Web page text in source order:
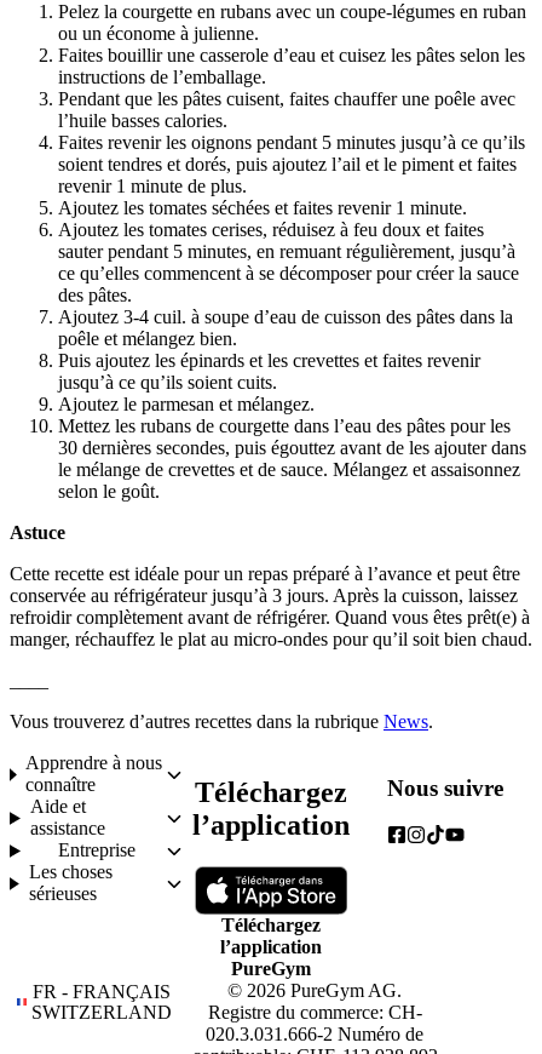
Pelez la courgette en rubans avec un coupe-légumes en ruban
ou un économe à julienne.
Faites bouillir une casserole d’eau et cuisez les pâtes selon les
instructions de l’emballage.
Pendant que les pâtes cuisent, faites chauffer une poêle avec
l’huile basses calories.
Faites revenir les oignons pendant 5 minutes jusqu’à ce qu’ils
soient tendres et dorés, puis ajoutez l’ail et le piment et faites
revenir 1 minute de plus.
Ajoutez les tomates séchées et faites revenir 1 minute.
Ajoutez les tomates cerises, réduisez à feu doux et faites
sauter pendant 5 minutes, en remuant régulièrement, jusqu’à
ce qu’elles commencent à se décomposer pour créer la sauce
des pâtes.
Ajoutez 3-4 cuil. à soupe d’eau de cuisson des pâtes dans la
poêle et mélangez bien.
Puis ajoutez les épinards et les crevettes et faites revenir
jusqu’à ce qu’ils soient cuits.
Ajoutez le parmesan et mélangez.
Mettez les rubans de courgette dans l’eau des pâtes pour les
30 dernières secondes, puis égouttez avant de les ajouter dans
le mélange de crevettes et de sauce. Mélangez et assaisonnez
selon le goût.
Astuce
Cette recette est idéale pour un repas préparé à l’avance et peut être
conservée au réfrigérateur jusqu’à 3 jours. Après la cuisson, laissez
refroidir complètement avant de réfrigérer. Quand vous êtes prêt(e) à
manger, réchauffez le plat au micro-ondes pour qu’il soit bien chaud.
Vous trouverez d’autres recettes dans la rubrique News.
Apprendre à nous
connaître
Aide et
assistance
Entreprise
Les choses
sérieuses
Téléchargez
l’application
Téléchargez
l’application
PureGym
Nous suivre
FR - FRANÇAIS
SWITZERLAND
© 2026 PureGym AG.
Registre du commerce: CH-
020.3.031.666-2 Numéro de